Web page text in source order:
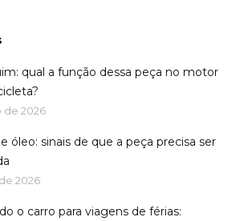
qual a função dessa peça no motor
de 2026
óleo: sinais de que a peça precisa ser
2026
o carro para viagens de férias: